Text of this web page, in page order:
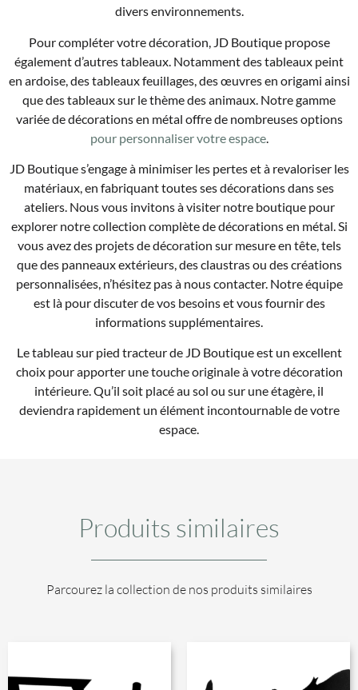
divers environnements.
Pour compléter votre décoration, JD Boutique propose
également d’autres tableaux. Notamment des tableaux peint
en ardoise, des tableaux feuillages, des œuvres en origami ainsi
que des tableaux sur le thème des animaux. Notre gamme
variée de décorations en métal offre de nombreuses options
pour personnaliser votre espace.
JD Boutique s’engage à minimiser les pertes et à revaloriser les
matériaux, en fabriquant toutes ses décorations dans ses
ateliers. Nous vous invitons à visiter notre boutique pour
explorer notre collection complète de décorations en métal. Si
vous avez des projets de décoration sur mesure en tête, tels
que des panneaux extérieurs, des claustras ou des créations
personnalisées, n’hésitez pas à nous contacter. Notre équipe
est là pour discuter de vos besoins et vous fournir des
informations supplémentaires.
Le tableau sur pied tracteur de JD Boutique est un excellent
choix pour apporter une touche originale à votre décoration
intérieure. Qu’il soit placé au sol ou sur une étagère, il
deviendra rapidement un élément incontournable de votre
espace.
Produits similaires
Parcourez la collection de nos produits similaires